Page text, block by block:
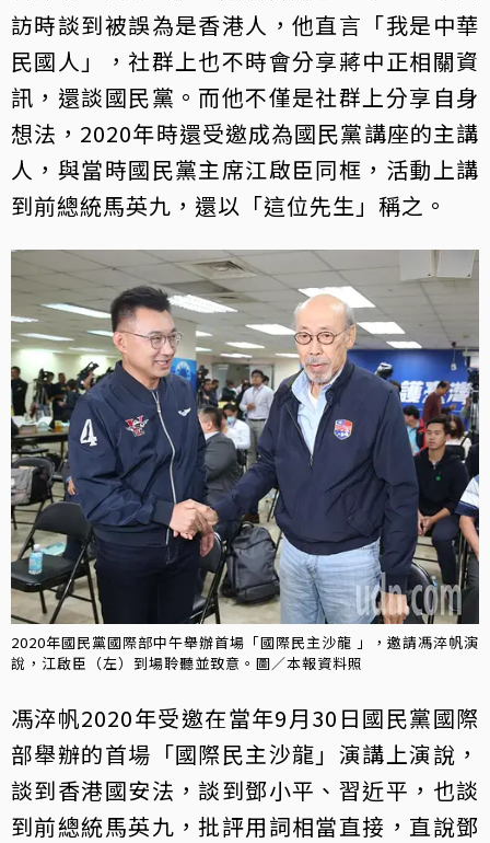
訪時談到被誤為是香港人，他直言「我是中華
民國人」，社群上也不時會分享蔣中正相關資
訊，還談國民黨。而他不僅是社群上分享自身
想法，2020年時還受邀成為國民黨講座的主講
人，與當時國民黨主席江啟臣同框，活動上講
到前總統馬英九，還以「這位先生」稱之。
2020年國民黨國際部中午舉辦首場「國際民主沙龍 」，邀請馮淬帆演
說，江啟臣（左）到場聆聽並致意。圖／本報資料照
馮淬帆2020年受邀在當年9月30日國民黨國際
部舉辦的首場「國際民主沙龍」演講上演說，
談到香港國安法，談到鄧小平、習近平，也談
到前總統馬英九，批評用詞相當直接，直說鄧